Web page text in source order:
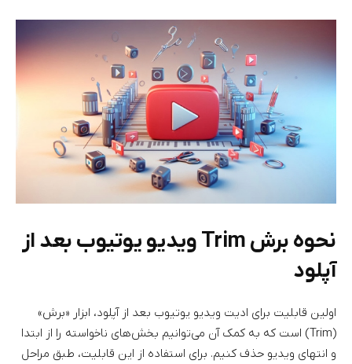
نحوه برش Trim ویدیو یوتیوب بعد از
آپلود
اولین قابلیت برای ادیت ویدیو یوتیوب بعد از آپلود، ابزار «برش»
(Trim) است که به کمک آن می‌توانیم بخش‌های ناخواسته را از ابتدا
و انتهای ویدیو حذف کنیم. برای استفاده از این قابلیت، طبق مراحل